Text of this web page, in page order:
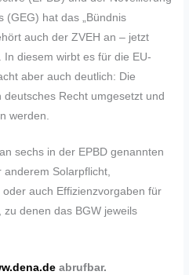
(GEG) hat das „Bündnis
auch der ZVEH an – jetzt
In diesem wirbt es für die EU-
aber auch deutlich: Die
Recht umgesetzt und
werden.
sechs in der EPBD genannten
Solarpflicht,
auch Effizienzvorgaben für
denen das BGW jeweils
abrufbar.